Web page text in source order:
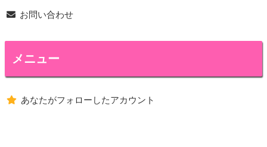
お問い合わせ
メニュー
あなたがフォローしたアカウント